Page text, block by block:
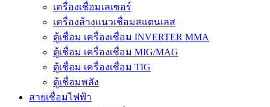
เครื่องเชื่อมเลเซอร์
เครื่องล้างแนวเชื่อมสแตนเลส
ตู้เชื่อม เครื่องเชื่อม INVERTER MMA
ตู้เชื่อม เครื่องเชื่อม MIG/MAG
ตู้เชื่อม เครื่องเชื่อม TIG
ตู้เชื่อมพลัง
สายเชื่อมไฟฟ้า